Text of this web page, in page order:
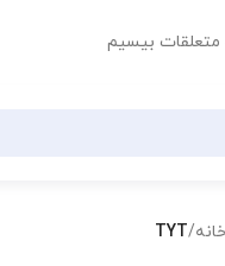
بیسیم
/
TYT